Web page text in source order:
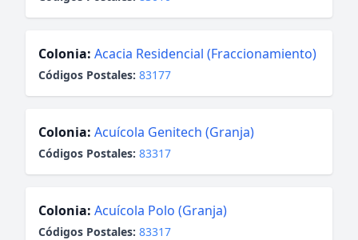
Colonia: Acacia Residencial (Fraccionamiento)
Códigos Postales: 83177
Colonia: Acuícola Genitech (Granja)
Códigos Postales: 83317
Colonia: Acuícola Polo (Granja)
Códigos Postales: 83317